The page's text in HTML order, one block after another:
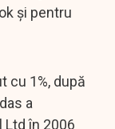
și pentru
cu 1%, după
a
Ltd în 2006